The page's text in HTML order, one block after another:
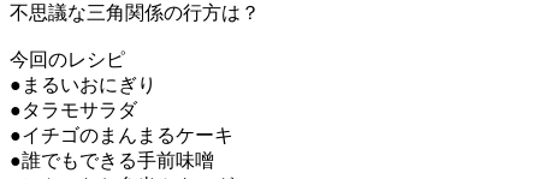
不思議な三角関係の行方は？
今回のレシピ
●まるいおにぎり
●タラモサラダ
●イチゴのまんまるケーキ
●誰でもできる手前味噌